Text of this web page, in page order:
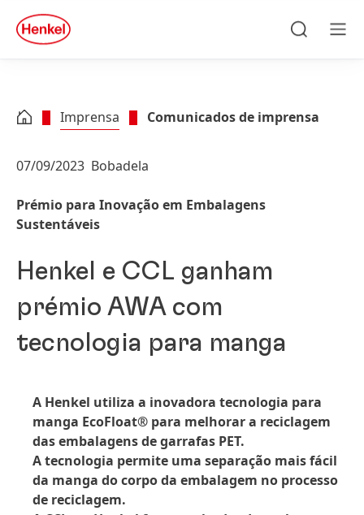
Skip to footer
quick
search
Imprensa Comunicados de imprensa
07/09/2023 Bobadela
Prémio para Inovação em Embalagens
Sustentáveis
Henkel e CCL ganham
prémio AWA com
tecnologia para manga
A Henkel utiliza a inovadora tecnologia para
manga EcoFloat® para melhorar a reciclagem
das embalagens de garrafas PET.
A tecnologia permite uma separação mais fácil
da manga do corpo da embalagem no processo
de reciclagem.